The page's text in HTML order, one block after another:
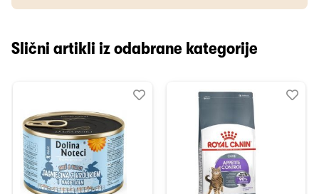
Slični artikli iz odabrane kategorije
Dodaj
Uporedi